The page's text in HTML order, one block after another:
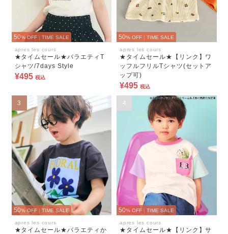
50% OFF | TIME SALE
apres les cours
★タイムセール★バラエティT
シャツ/7days Style
¥495 税込
50% OFF | TIME SALE
apres les cours
★タイムセール★【リンク】ワ
ッフルフリルTシャツ(セットア
ップ可)
¥495 税込
3
50% OFF | TIME SALE
apres les cours
★タイムセール★バラエティか
4
50% OFF | TIME SALE
apres les cours
★タイムセール★【リンク】サ